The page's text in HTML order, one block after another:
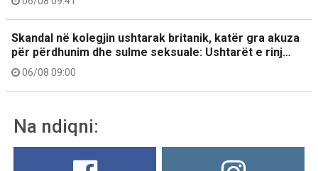
Skandal në kolegjin ushtarak britanik, katër gra akuza
për përdhunim dhe sulme seksuale: Ushtarët e rinj…
06/08 09:00
Na ndiqni: